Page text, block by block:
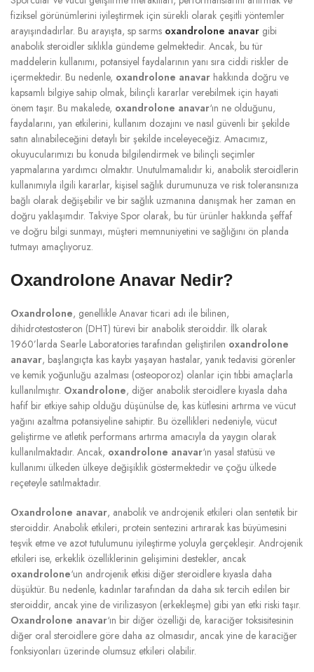
fiziksel görünümlerini iyileştirmek için sürekli olarak çeşitli yöntemler
arayışındadırlar. Bu arayışta, sp sarms oxandrolone anavar gibi
anabolik steroidler sıklıkla gündeme gelmektedir. Ancak, bu tür
maddelerin kullanımı, potansiyel faydalarının yanı sıra ciddi riskler de
içermektedir. Bu nedenle, oxandrolone anavar hakkında doğru ve
kapsamlı bilgiye sahip olmak, bilinçli kararlar verebilmek için hayati
önem taşır. Bu makalede, oxandrolone anavar‘ın ne olduğunu,
faydalarını, yan etkilerini, kullanım dozajını ve nasıl güvenli bir şekilde
satın alınabileceğini detaylı bir şekilde inceleyeceğiz. Amacımız,
okuyucularımızı bu konuda bilgilendirmek ve bilinçli seçimler
yapmalarına yardımcı olmaktır. Unutulmamalıdır ki, anabolik steroidlerin
kullanımıyla ilgili kararlar, kişisel sağlık durumunuza ve risk toleransınıza
bağlı olarak değişebilir ve bir sağlık uzmanına danışmak her zaman en
doğru yaklaşımdır. Takviye Spor olarak, bu tür ürünler hakkında şeffaf
ve doğru bilgi sunmayı, müşteri memnuniyetini ve sağlığını ön planda
tutmayı amaçlıyoruz.
Oxandrolone Anavar Nedir?
Oxandrolone, genellikle Anavar ticari adı ile bilinen,
dihidrotestosteron (DHT) türevi bir anabolik steroiddir. İlk olarak
1960’larda Searle Laboratories tarafından geliştirilen oxandrolone
anavar, başlangıçta kas kaybı yaşayan hastalar, yanık tedavisi görenler
ve kemik yoğunluğu azalması (osteoporoz) olanlar için tıbbi amaçlarla
kullanılmıştır. Oxandrolone, diğer anabolik steroidlere kıyasla daha
hafif bir etkiye sahip olduğu düşünülse de, kas kütlesini artırma ve vücut
yağını azaltma potansiyeline sahiptir. Bu özellikleri nedeniyle, vücut
geliştirme ve atletik performans artırma amacıyla da yaygın olarak
kullanılmaktadır. Ancak, oxandrolone anavar‘ın yasal statüsü ve
kullanımı ülkeden ülkeye değişiklik göstermektedir ve çoğu ülkede
reçeteyle satılmaktadır.
Oxandrolone anavar, anabolik ve androjenik etkileri olan sentetik bir
steroiddir. Anabolik etkileri, protein sentezini artırarak kas büyümesini
teşvik etme ve azot tutulumunu iyileştirme yoluyla gerçekleşir. Androjenik
etkileri ise, erkeklik özelliklerinin gelişimini destekler, ancak
oxandrolone‘un androjenik etkisi diğer steroidlere kıyasla daha
düşüktür. Bu nedenle, kadınlar tarafından da daha sık tercih edilen bir
steroiddir, ancak yine de virilizasyon (erkekleşme) gibi yan etki riski taşır.
Oxandrolone anavar‘ın bir diğer özelliği de, karaciğer toksisitesinin
diğer oral steroidlere göre daha az olmasıdır, ancak yine de karaciğer
fonksiyonları üzerinde olumsuz etkileri olabilir.